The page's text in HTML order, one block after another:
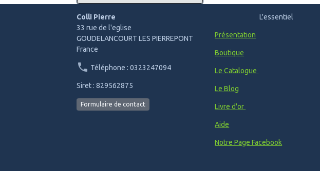
Colli Pierre
33 rue de l'eglise
GOUDELANCOURT LES PIERREPONT
France
Téléphone : 0323247094
Siret : 829562875
Formulaire de contact
L'essentiel
Présentation
Boutique
Le Catalogue
Le Blog
Livre d'or
Aide
Notre Page Facebook